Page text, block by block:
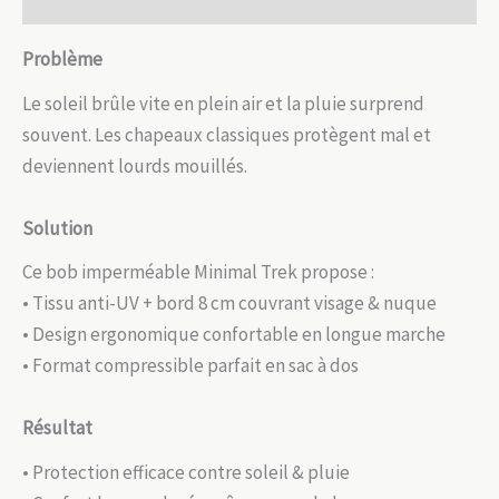
Problème
Le soleil brûle vite en plein air et la pluie surprend
souvent. Les chapeaux classiques protègent mal et
deviennent lourds mouillés.
Solution
Ce bob imperméable Minimal Trek propose :
• Tissu anti-UV + bord 8 cm couvrant visage & nuque
• Design ergonomique confortable en longue marche
• Format compressible parfait en sac à dos
Résultat
• Protection efficace contre soleil & pluie